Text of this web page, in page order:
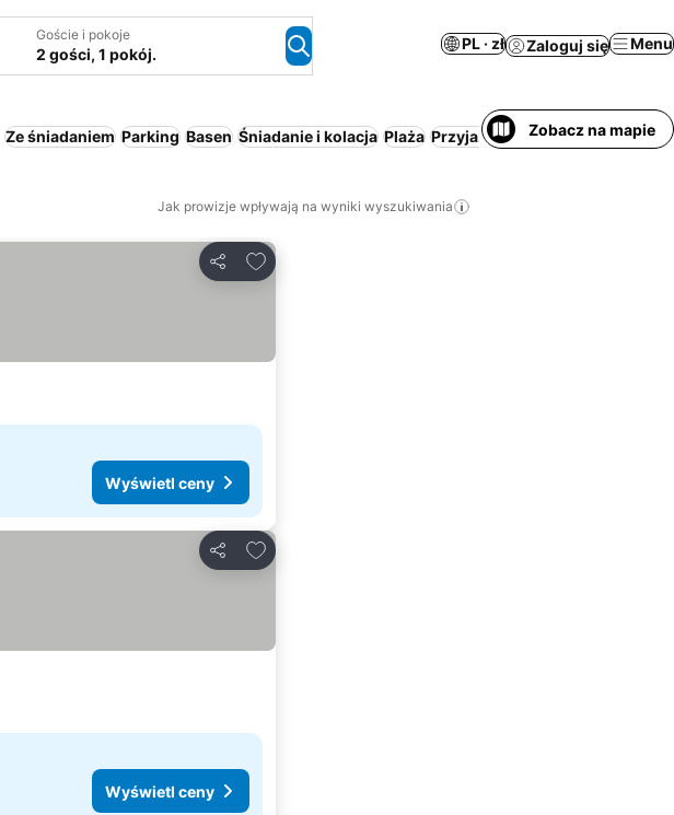
Goście i pokoje
2 gości, 1 pokój.
PL · zł Zaloguj się Menu
Ze śniadaniem Parking Basen Śniadanie i kolacja Plaża Przyjazny zwierzętom
Zobacz na mapie
Jak prowizje wpływają na wyniki wyszukiwania
Udostępnij
Dodaj do ulubionych
Wyświetl ceny
Udostępnij
Dodaj do ulubionych
Wyświetl ceny